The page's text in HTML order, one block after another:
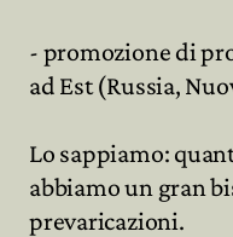
- promozione di
ad Est (Russia,
Lo sappiamo:
abbiamo un gran
prevaricazioni.